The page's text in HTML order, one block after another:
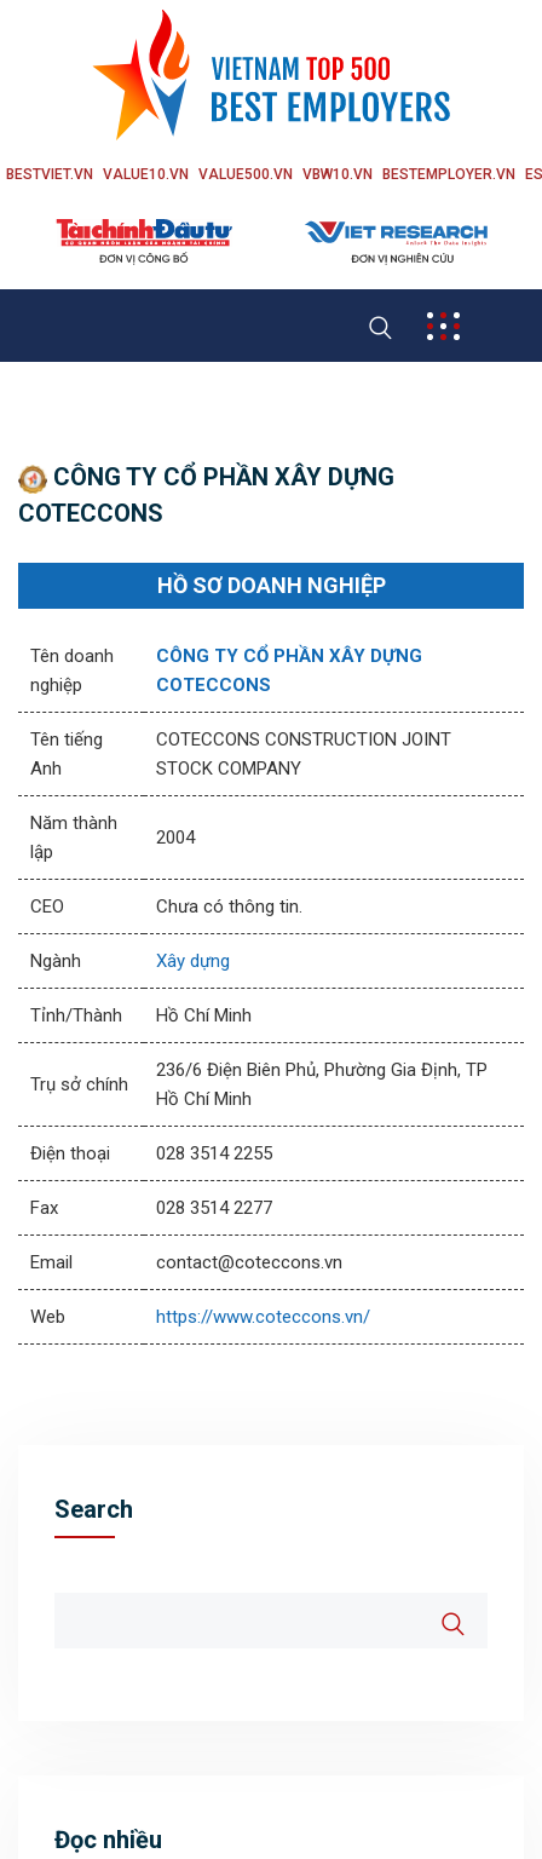
BESTVIET.VN VALUE10.VN VALUE500.VN VBW10.VN BESTEMPLOYER.VN
CÔNG TY CỔ PHẦN XÂY DỰNG
COTECCONS
HỒ SƠ DOANH NGHIỆP
Tên doanh
nghiệp
CÔNG TY CỔ PHẦN XÂY DỰNG
COTECCONS
Tên tiếng
Anh
COTECCONS CONSTRUCTION JOINT
STOCK COMPANY
Năm thành
lập
2004
CEO Chưa có thông tin.
Ngành Xây dựng
Tỉnh/Thành Hồ Chí Minh
Trụ sở chính
236/6 Điện Biên Phủ, Phường Gia Định, TP
Hồ Chí Minh
Điện thoại 028 3514 2255
Fax 028 3514 2277
Email contact@coteccons.vn
Web https://www.coteccons.vn/
Search
Đọc nhiều